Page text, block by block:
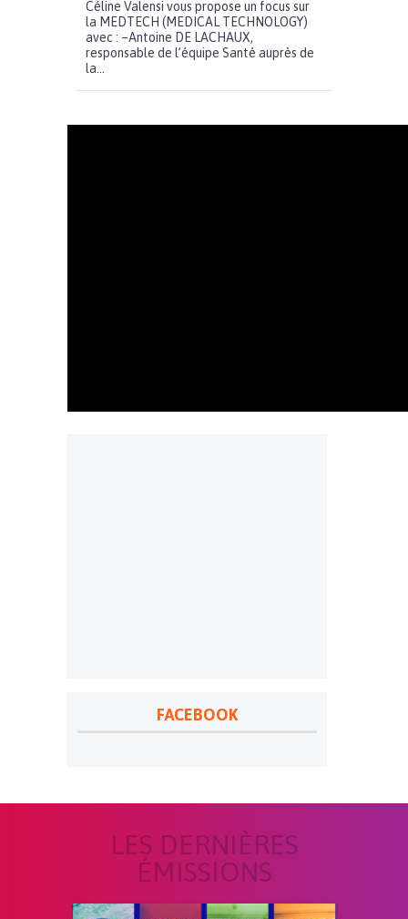
Céline Valensi vous propose un focus sur
la MEDTECH (MEDICAL TECHNOLOGY)
avec : –Antoine DE LACHAUX,
responsable de l’équipe Santé auprès de
la...
FACEBOOK
LES DERNIÈRES
ÉMISSIONS